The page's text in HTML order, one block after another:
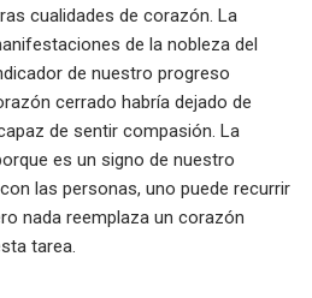
cualidades de corazón. La
de la nobleza del
de nuestro progreso
cerrado habría dejado de
de sentir compasión. La
es un signo de nuestro
las personas, uno puede recurrir
nada reemplaza un corazón
tarea.